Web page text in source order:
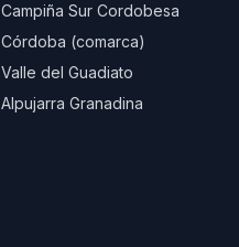
Campiña Sur Cordobesa
Córdoba (comarca)
Valle del Guadiato
Alpujarra Granadina